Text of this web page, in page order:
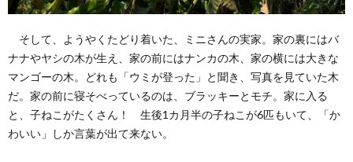
そして、ようやくたどり着いた、ミニさんの実家。家の裏にはバ
ナナやヤシの木が生え、家の前にはナンカの木、家の横には大きな
マンゴーの木。どれも「ウミが登った」と聞き、写真を見ていた木
だ。家の前に寝そべっているのは、ブラッキーとモチ。家に入る
と、子ねこがたくさん！ 生後1カ月半の子ねこが6匹もいて、「か
わいい」しか言葉が出て来ない。